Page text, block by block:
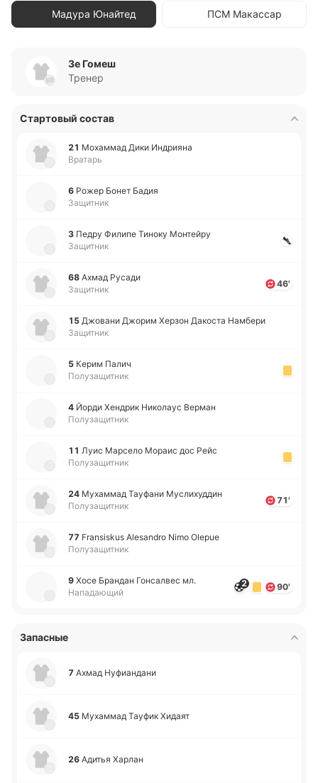
Мадура Юнайтед ПСМ Макассар
Зе Гомеш
Тренер
Стартовый состав
21 Мо­ха­ммад Дики Индрия­на
Вратарь
6 Рожер Бонет Бадия
Защитник
3 Педру Филипе Тиноку Мо­нтей­ру
Защитник
68 Ахмад Русади
Защитник
46'
15 Джо­ва­ни Джорим Херзон Да­ко­ста На­мбе­ри
Защитник
5 Керим Палич
Полузащитник
4 Йорди Хе­ндрик Ни­ко­лаус Верман
Полузащитник
11 Луис Ма­рсе­ло Мораис дос Рейс
Полузащитник
24 Му­ха­ммад Тау­фа­ни Му­сли­ху­ддин
Полузащитник
71'
77 Fransiskus Alesandro Nimo Olepue
Полузащитник
9 Хосе Бра­ндан Го­нса­лвес мл.
Нападающий
2 90'
Запасные
7 Ахмад Ну­фиа­нда­ни
45 Му­ха­ммад Тауфик Хидаят
26 Адитья Харлан